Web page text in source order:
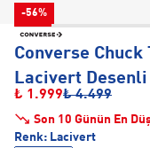
-56%
Converse
Lacivert
₺ 1.999₺ 4.499
Son 10 Günün En
Renk: Lacivert